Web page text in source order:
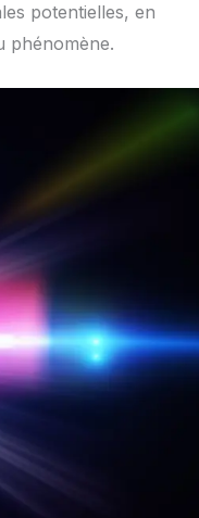
potentielles, en
phénomène.